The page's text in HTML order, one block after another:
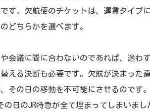
す。欠航便のチケットは、運賃タイプ
どちらかを選べます。
会議に間に合わないのであれば、迷わ
える決断も必要です。欠航が決まった
その日の移動を不可能にさせるのです
日のJR特急が全て埋まってしまいまし